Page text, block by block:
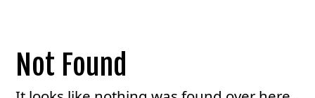
Not Found